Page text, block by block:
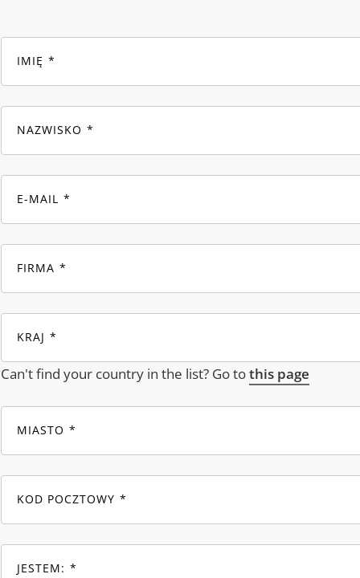
IMIĘ
NAZWISKO
E-MAIL
FIRMA
KRAJ
Can't find your country in the list? Go tothis page
MIASTO
KOD POCZTOWY
JESTEM: